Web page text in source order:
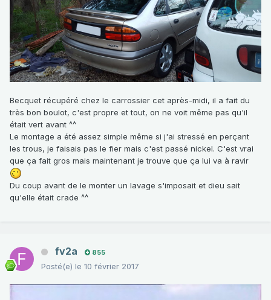
Becquet récupéré chez le carrossier cet après-midi, il a fait du
très bon boulot, c'est propre et tout, on ne voit même pas qu'il
était vert avant ^^
Le montage a été assez simple même si j'ai stressé en perçant
les trous, je faisais pas le fier mais c'est passé nickel. C'est vrai
que ça fait gros mais maintenant je trouve que ça lui va à ravir
Du coup avant de le monter un lavage s'imposait et dieu sait
qu'elle était crade ^^
fv2a 855
Posté(e) le 10 février 2017